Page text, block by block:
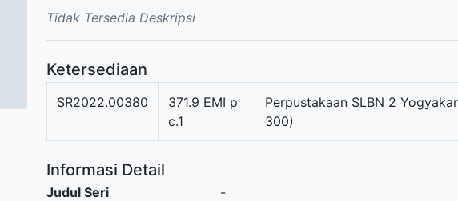
Tidak Tersedia Deskripsi
Ketersediaan
SR2022.00380
371.9 EMI p
c.1
Perpustakaan SLBN 2
300)
Informasi Detail
Judul Seri
-